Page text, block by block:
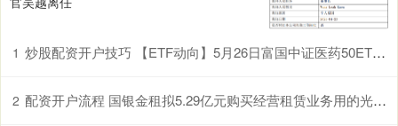
1 炒股配资开户技巧 【ETF动向】5月26日富国中证医药50ETF基金跌1.01%，份额减少300万份
2 配资开户流程 国银金租拟5.29亿元购买经营租赁业务用的光伏发电设备